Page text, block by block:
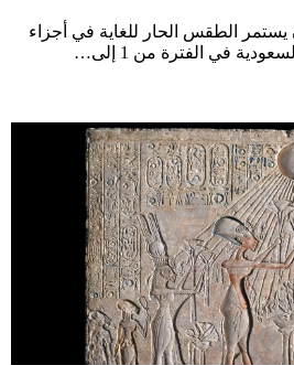
الطقس الحار للغاية في أجزاء
في الفترة من 1 إلى…